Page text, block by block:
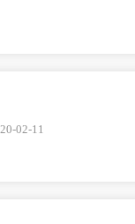
02-11